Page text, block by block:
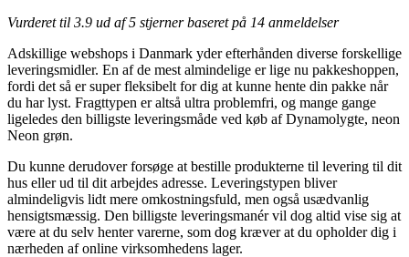
Vurderet til 3.9 ud af 5 stjerner baseret på 14 anmeldelser
Adskillige webshops i Danmark yder efterhånden diverse forskellige
leveringsmidler. En af de mest almindelige er lige nu pakkeshoppen,
fordi det så er super fleksibelt for dig at kunne hente din pakke når
du har lyst. Fragttypen er altså ultra problemfri, og mange gange
ligeledes den billigste leveringsmåde ved køb af Dynamolygte, neon
Neon grøn.
Du kunne derudover forsøge at bestille produkterne til levering til dit
hus eller ud til dit arbejdes adresse. Leveringstypen bliver
almindeligvis lidt mere omkostningsfuld, men også usædvanlig
hensigtsmæssig. Den billigste leveringsmanér vil dog altid vise sig at
være at du selv henter varerne, som dog kræver at du opholder dig i
nærheden af online virksomhedens lager.